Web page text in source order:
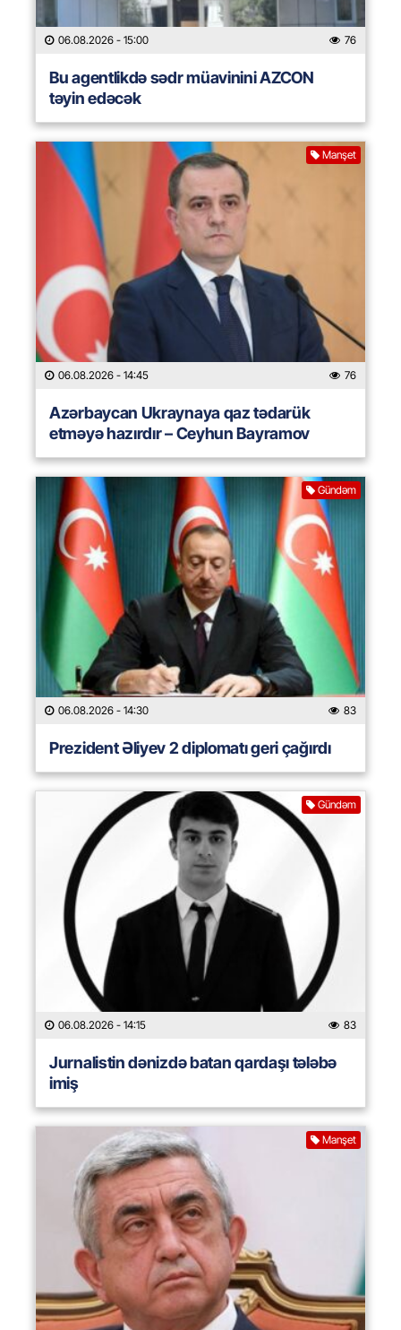
06.08.2026 - 15:00 76
Bu agentlikdə sədr müavinini AZCON
təyin edəcək
Manşet
06.08.2026 - 14:45 76
Azərbaycan Ukraynaya qaz tədarük
etməyə hazırdır – Ceyhun Bayramov
Gündəm
06.08.2026 - 14:30 83
Prezident Əliyev 2 diplomatı geri çağırdı
Gündəm
06.08.2026 - 14:15 83
Jurnalistin dənizdə batan qardaşı tələbə
imiş
Manşet